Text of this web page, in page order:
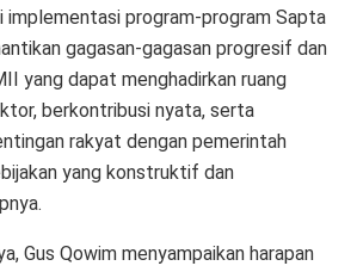
implementasi program-program Sapta
gagasan-gagasan progresif dan
yang dapat menghadirkan ruang
berkontribusi nyata, serta
rakyat dengan pemerintah
yang konstruktif dan
Gus Qowim menyampaikan harapan